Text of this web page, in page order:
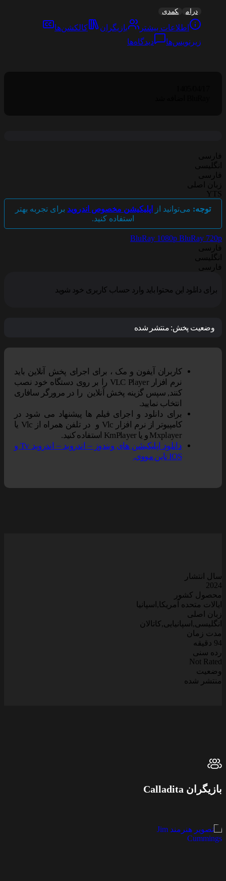
درام کمدی
اطلاعات بیشتر بازیگران
کالکشن‌ها
زیرنویس‌ها
دیدگاه‌ها
فارسی
انگلیسی
فارسی
زبان اصلی
YTS
توجه: می‌توانید از اپلیکیشن مخصوص اندروید برای تجربه بهتر
استفاده کنید.
BluRay 1080p BluRay 720p
فارسی
انگلیسی
فارسی
برای دانلود این محتوا باید وارد حساب کاربری خود شوید
وضعیت پخش: منتشر شده
کاربران آیفون و مک ، برای اجرای پخش آنلاین باید
نرم افزار VLC Player را بر روی دستگاه خود نصب
کنند, سپس گزینه پخش آنلاین را در مرورگر سافاری
انتخاب نمایید.
برای دانلود و اجرای فیلم ها پیشنهاد می شود در
کامپیوتر از نرم افزار Vlc و در تلفن همراه از Vlc یا
Mxplayer و یا KmPlayer استفاده کنید.
دانلود اپلیکیشن های ویندوز – اندروید – اندروید Tv و
IOS ناین مووی.
سال انتشار
2024
محصول کشور
ایالات متحده آمریکا,اسپانیا
زبان اصلی
انگلیسی,اسپانیایی,کاتالان
مدت زمان
94 دقیقه
رده سنی
Not Rated
وضعیت
منتشر شده
بازیگران Calladita